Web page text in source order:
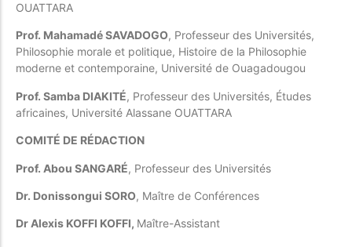
OUATTARA
Prof. Mahamadé SAVADOGO, Professeur des Universités,
Philosophie morale et politique, Histoire de la Philosophie
moderne et contemporaine, Université de Ouagadougou
Prof. Samba DIAKITÉ, Professeur des Universités, Études
africaines, Université Alassane OUATTARA
COMITÉ DE RÉDACTION
Prof. Abou SANGARÉ, Professeur des Universités
Dr. Donissongui SORO, Maître de Conférences
Dr Alexis KOFFI KOFFI, Maître-Assistant